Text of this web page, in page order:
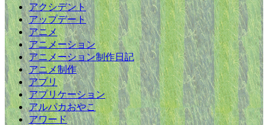
アクシデント
アップデート
アニメ
アニメーション
アニメーション制作日記
アニメ制作
アプリ
アプリケーション
アルパカおやこ
アワード